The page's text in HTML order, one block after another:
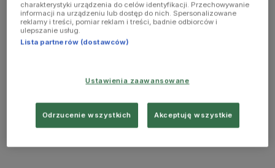
charakterystyki urządzenia do celów identyfikacji. Przechowywanie
informacji na urządzeniu lub dostęp do nich. Spersonalizowane
reklamy i treści, pomiar reklam i treści, badnie odbiorców i
ulepszanie usług.
Lista partnerów (dostawców)
Ustawienia zaawansowane
Odrzucenie wszystkich Akceptuję wszystkie